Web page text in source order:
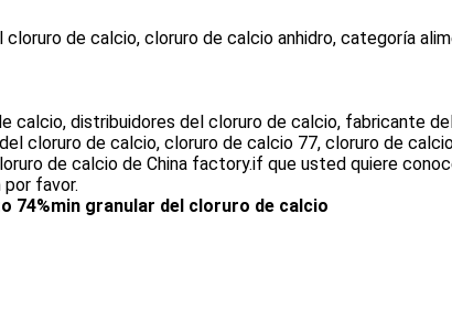
de calcio, cloruro de calcio anhidro, categoría
calcio, distribuidores del cloruro de calcio, fabricante
cloruro de calcio, cloruro de calcio 77, cloruro de
de calcio de China factory.if que usted quiere
favor.
74%min granular del cloruro de calcio